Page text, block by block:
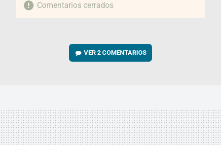
Comentarios cerrados
VER2 COMENTARIOS